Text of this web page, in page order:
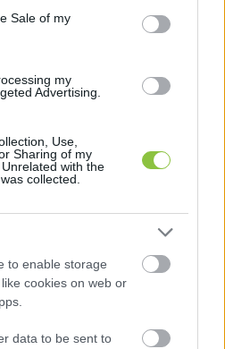
Sale of my
my
Advertising.
Use,
Sharing of my
with the
collected.
to enable storage
cookies on web or
data to be sent to
polgármester az október 2-ai
Alapítvány
2025. 10. 09.